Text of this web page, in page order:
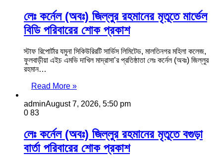
লেঃ কর্নেল (অবঃ) জিল্লুর রহমানের মৃতূতে মার্ভেল
বিডি পরিবারের শোক প্রকাশ
স্টাফ রিপোর্টার যমুনা সিকিউরিরটি সার্ভিস লিমিটেড, মালতিনগর মহিলা কলেজ,
ফুলবাড়ীয়া এইচ এমভি দাখিল মাদ্রাসা’র প্রতিষ্ঠাতা লেঃ কর্নেল (অবঃ) জিল্লুর
রহমান…
Read More »
adminAugust 7, 2026, 5:50 pm
0 83
লেঃ কর্নেল (অবঃ) জিল্লুর রহমানের মৃতূতে বগুড়া
বার্তা পরিবারের শোক প্রকাশ